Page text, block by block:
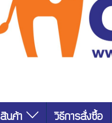
สินค้า วิธีการสั่งซื้อ